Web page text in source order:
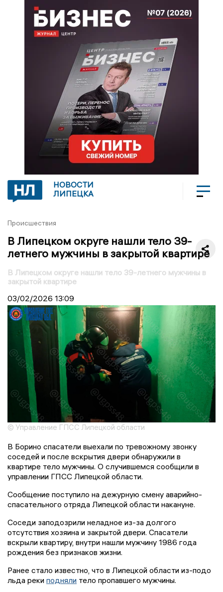
НОВОСТИ
ЛИПЕЦКА
Происшествия
В Липецком округе нашли тело 39-
летнего мужчины в закрытой квартире
В Липецком округе нашли тело 39-летнего мужчины в
закрытой квартире
03/02/2026 13:09
© Управление ГПСС Липецкой области
В Борино спасатели выехали по тревожному звонку
соседей и после вскрытия двери обнаружили в
квартире тело мужчины. О случившемся сообщили в
управлении ГПСС Липецкой области.
Сообщение поступило на дежурную смену аварийно-
спасательного отряда Липецкой области накануне.
Соседи заподозрили неладное из-за долгого
отсутствия хозяина и закрытой двери. Спасатели
вскрыли квартиру, внутри нашли мужчину 1986 года
рождения без признаков жизни.
Ранее стало известно, что в Липецкой области из-подо
льда реки подняли тело пропавшего мужчины.